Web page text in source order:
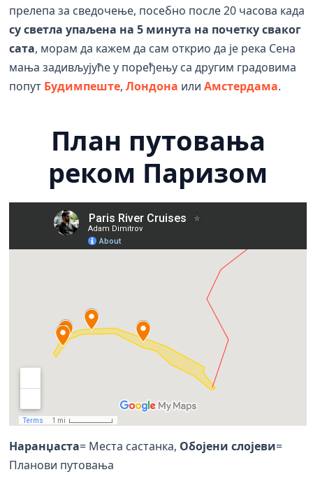
прелепа за сведочење, посебно после 20 часова када
су светла упаљена на 5 минута на почетку сваког
сата, морам да кажем да сам открио да је река Сена
мања задивљујуће у поређењу са другим градовима
попут Будимпеште,Лондона илиАмстердама.
План путовања
реком Паризом
Наранџаста= Места састанка, Обојени слојеви=
Планови путовања